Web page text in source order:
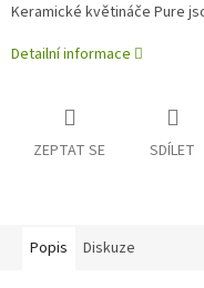
Keramické květináče Pure
Detailní informace
ZEPTAT SE SDÍLET
Popis Diskuze